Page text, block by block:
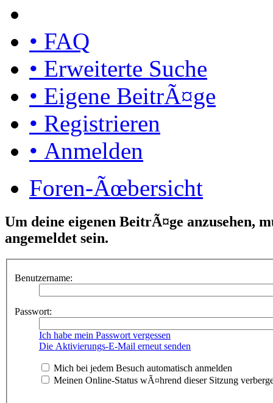
• FAQ
• Erweiterte Suche
• Eigene BeitrÃ¤ge
• Registrieren
• Anmelden
Foren-Ãœbersicht
Um deine eigenen BeitrÃ¤ge anzusehen,
angemeldet sein.
Benutzername:
Passwort:
Ich habe mein Passwort vergessen
Die Aktivierungs-E-Mail erneut senden
Mich bei jedem Besuch automatisch anmelden
Meinen Online-Status wÃ¤hrend dieser Sitzung